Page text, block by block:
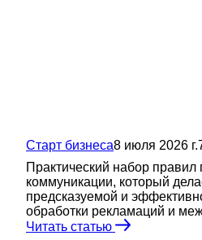
Старт бизнеса8 июля 2026 г.
Практический набор правил
коммуникации, который
предсказуемой и
обработки рекламаций и
Читать статью